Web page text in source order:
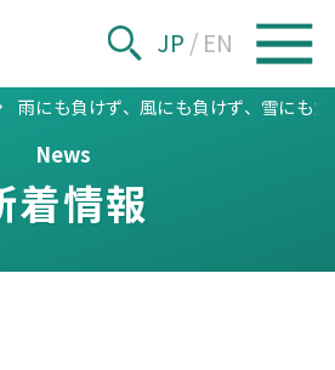
JP / EN
雨にも負けず、風にも負けず、雪にも
News
着情報